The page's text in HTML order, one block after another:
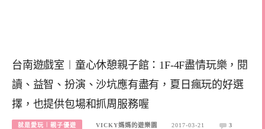
台南遊戲室︱童心休憩親子館：1F-4F盡情玩樂，閱
讀、益智、扮演、沙坑應有盡有，夏日瘋玩的好選
擇，也提供包場和抓周服務喔
就是愛玩︱親子優遊 VICKY媽媽的遊樂園 2017-03-21 3